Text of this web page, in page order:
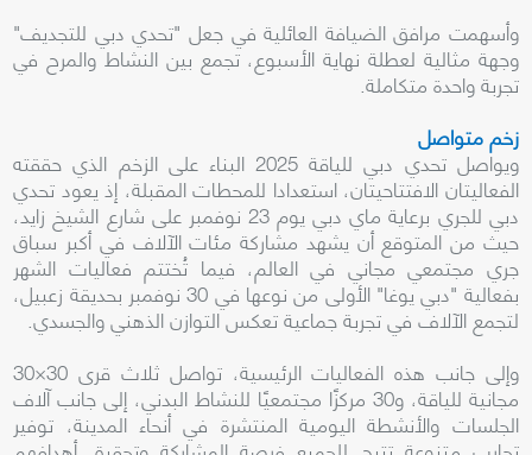
وأسهمت مرافق الضيافة العائلية في جعل "تحدي دبي للتجديف"
وجهة مثالية لعطلة نهاية الأسبوع، تجمع بين النشاط والمرح في
تجربة واحدة متكاملة.
زخم متواصل
ويواصل تحدي دبي للياقة 2025 البناء على الزخم الذي حققته
الفعاليتان الافتتاحيتان، استعدادا للمحطات المقبلة، إذ يعود تحدي
دبي للجري برعاية ماي دبي يوم 23 نوفمبر على شارع الشيخ زايد،
حيث من المتوقع أن يشهد مشاركة مئات الآلاف في أكبر سباق
جري مجتمعي مجاني في العالم، فيما تُختتم فعاليات الشهر
بفعالية "دبي يوغا" الأولى من نوعها في 30 نوفمبر بحديقة زعبيل،
لتجمع الآلاف في تجربة جماعية تعكس التوازن الذهني والجسدي.
وإلى جانب هذه الفعاليات الرئيسية، تواصل ثلاث قرى 30×30
مجانية للياقة، و30 مركزًا مجتمعيًا للنشاط البدني، إلى جانب آلاف
الجلسات والأنشطة اليومية المنتشرة في أنحاء المدينة، توفير